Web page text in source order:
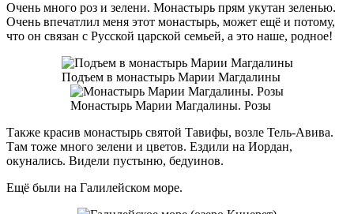
Очень много роз и зелени. Монастырь прям укутан зеленью.
Очень впечатлил меня этот монастырь, может ещё и потому,
что он связан с Русской царской семьей, а это наше, родное!
Подъем в монастырь Марии Магдалины
Монастырь Марии Магдалины. Розы
Также красив монастырь святой Тавифы, возле Тель-Авива.
Там тоже много зелени и цветов. Ездили на Иордан,
окунались. Видели пустыню, бедуинов.
Ещё были на Галилейском море.